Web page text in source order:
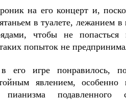
на его концерт и,
в туалете, лежанием в
чтобы не попасться
попыток не
игре понравилось,
явле­нием,
подавленного